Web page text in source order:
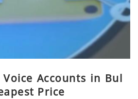
Voice Accounts in Bul
Price